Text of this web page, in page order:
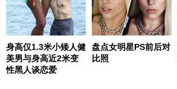
身高仅1.3米小矮人健
美男与身高近2米变
性黑人谈恋爱
盘点女明星PS前后对
比照